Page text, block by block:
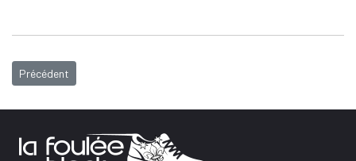
Article précédent : Galerie photos 2017
Précédent